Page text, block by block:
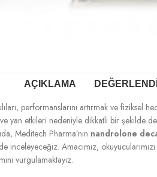
AÇIKLAMA
performanslarını artırmak ve fiziksel
yan etkileri nedeniyle dikkatli bir şekilde
Meditech Pharma’nın nandrolone
inceleyeceğiz. Amacımız,
vurgulamaktayız.